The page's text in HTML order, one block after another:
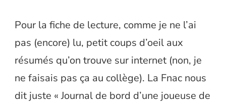
Pour la fiche de lecture, comme je ne l’ai
pas (encore) lu, petit coups d’oeil aux
résumés qu’on trouve sur internet (non, je
ne faisais pas ça au collège). La Fnac nous
dit juste « Journal de bord d’une joueuse de